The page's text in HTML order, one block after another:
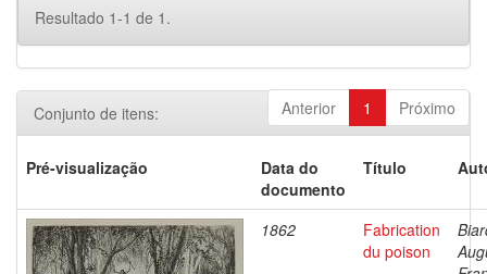
Resultado 1-1 de 1.
Anterior 1 Próximo
Conjunto de itens:
Pré-visualização
Data do
documento
Título
1862
Fabrication
du poison